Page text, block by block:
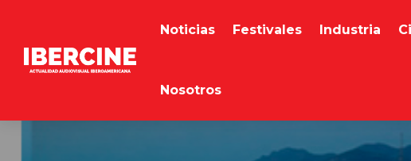
Noticias Festivales Industria
Nosotros